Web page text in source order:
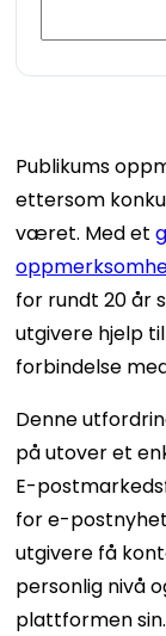
Publikums
ettersom
været. Med et
for rundt 20 år
utgivere hjelp
forbindelse
Denne
på utover et
E-
for e-
utgivere få
personlig nivå
plattformen sin.